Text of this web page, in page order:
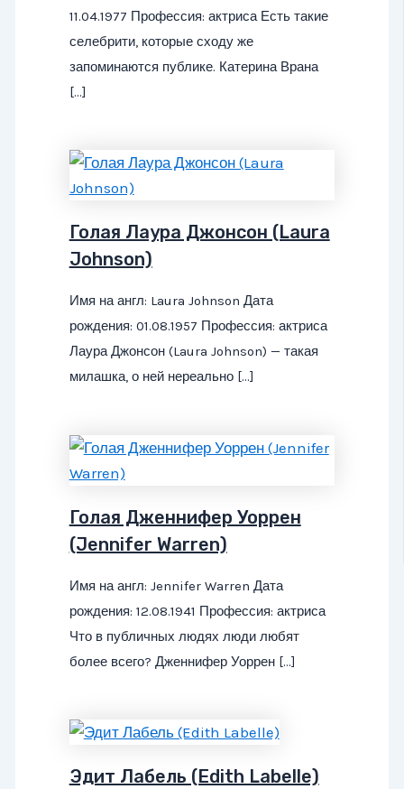
11.04.1977 Профессия: актриса Есть такие
селебрити, которые сходу же
запоминаются публике. Катерина Врана
[…]
Голая Лаура Джонсон (Laura
Johnson)
Имя на англ: Laura Johnson Дата
рождения: 01.08.1957 Профессия: актриса
Лаура Джонсон (Laura Johnson) — такая
милашка, о ней нереально […]
Голая Дженнифер Уоррен
(Jennifer Warren)
Имя на англ: Jennifer Warren Дата
рождения: 12.08.1941 Профессия: актриса
Что в публичных людях люди любят
более всего? Дженнифер Уоррен […]
Эдит Лабель (Edith Labelle)